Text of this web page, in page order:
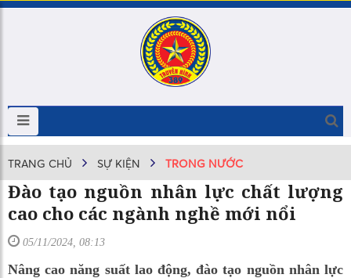
TRANG CHỦ SỰ KIỆN TRONG NƯỚC
Đào tạo nguồn nhân lực chất lượng
cao cho các ngành nghề mới nổi
05/11/2024, 08:13
Nâng cao năng suất lao động, đào tạo nguồn nhân lực